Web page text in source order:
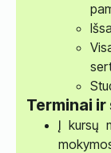
Terminai
Į kursų